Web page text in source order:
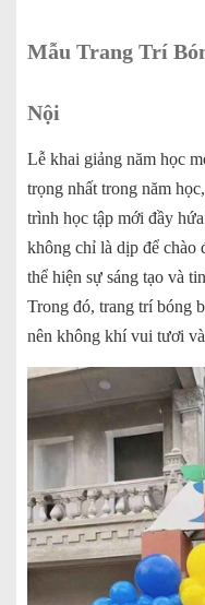
Mẫu Trang Trí
Nội
Lễ khai giảng năm học
trọng nhất trong năm
trình học tập mới đầy
không chỉ là dịp để chào
thể hiện sự sáng tạo và
Trong đó, trang trí bóng
nên không khí vui tươi